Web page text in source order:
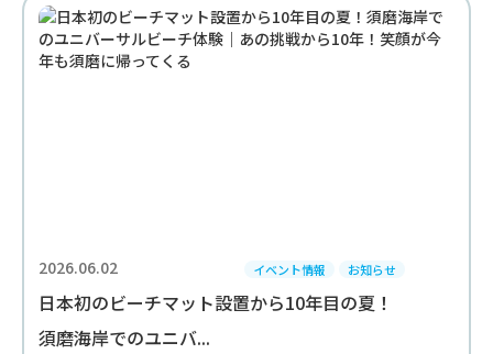
2026.06.02 イベント情報 お知らせ
日本初のビーチマット設置から10年目の夏！
須磨海岸でのユニバ...